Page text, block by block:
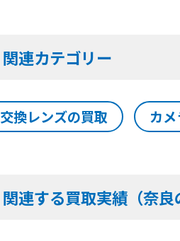
関連カテゴリー
交換レンズの買取 カ
関連する買取実績（奈